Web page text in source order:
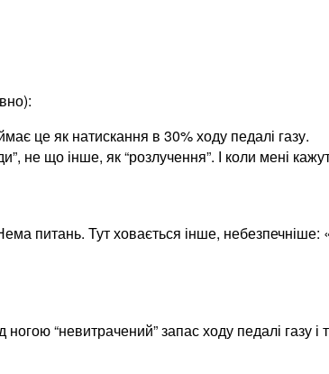
це як натискання в 30% ходу педалі газу.
не що інше, як “розлучення”. І коли мені
питань. Тут ховається інше, небезпечніше:
“невитрачений” запас ходу педалі газу і